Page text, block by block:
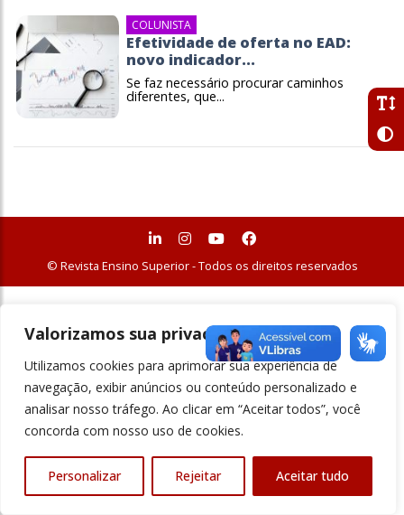
Valorizamos sua privacidade
Utilizamos cookies para aprimorar sua experiência de
navegação, exibir anúncios ou conteúdo personalizado e
analisar nosso tráfego. Ao clicar em “Aceitar todos”, você
concorda com nosso uso de cookies.
Personalizar Rejeitar Aceitar tudo
COLUNISTA
Efetividade de oferta no EAD:
novo indicador...
Se faz necessário procurar caminhos
diferentes, que...
© Revista Ensino Superior - Todos os direitos reservados